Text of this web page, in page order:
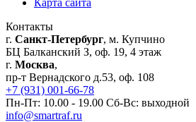
Контакты
г. Санкт-Петербург, м. Купчино
БЦ Балканский З, оф. 19, 4 этаж
г. Москва,
пр-т Вернадского д.53, оф. 108
+7 (931) 001-66-78
Пн-Пт: 10.00 - 19.00 Сб-Вс: выходной
info@smartraf.ru